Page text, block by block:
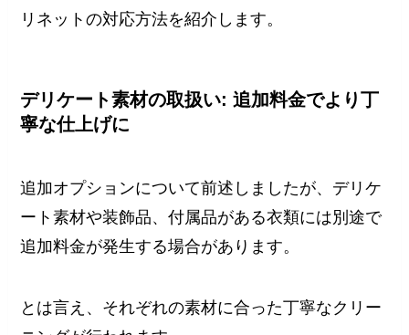
リネットの対応方法を紹介します。
デリケート素材の取扱い: 追加料金でより丁
寧な仕上げに
追加オプションについて前述しましたが、デリケ
ート素材や装飾品、付属品がある衣類には別途で
追加料金が発生する場合があります。
とは言え、それぞれの素材に合った丁寧なクリー